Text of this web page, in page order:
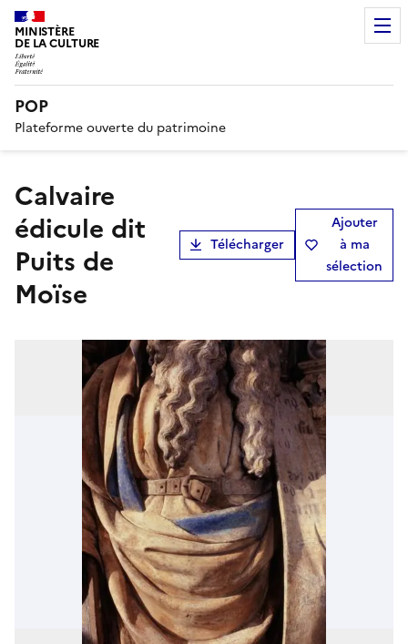
MINISTÈRE
DE LA CULTURE
POP
Plateforme ouverte du patrimoine
calvaire
édicule dit
Puits de
Moïse
Télécharger
Ajouter
à ma
sélection